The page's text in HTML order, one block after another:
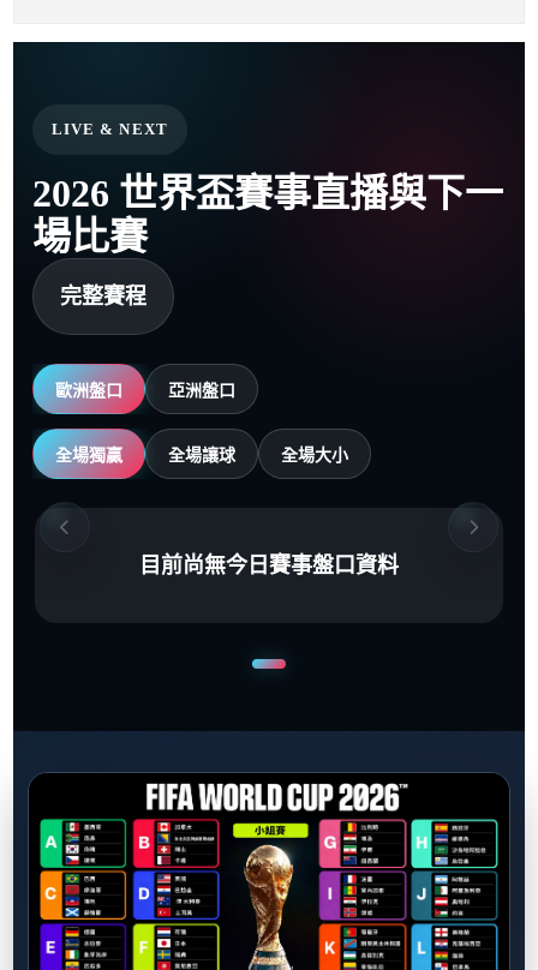
LIVE & NEXT
2026 世界盃賽事直播與下一
場比賽
完整賽程
歐洲盤口 亞洲盤口
全場獨贏 全場讓球 全場大小
目前尚無今日賽事盤口資料